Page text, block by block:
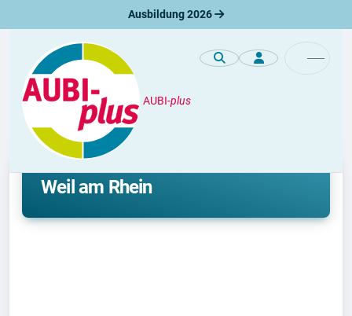
Ausbildung 2026
AUBI-plus
Unternehmen
Ausbildung bei Behindertenhilfe
Weil am Rhein